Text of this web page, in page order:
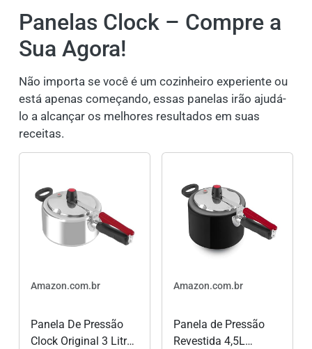
Panelas Clock – Compre a
Sua Agora!
Não importa se você é um cozinheiro experiente ou
está apenas começando, essas panelas irão ajudá-
lo a alcançar os melhores resultados em suas
receitas.
Amazon.com.br
Panela De Pressão
Clock Original 3 Litros
Amazon.com.br
Panela de Pressão
Revestida 4,5L